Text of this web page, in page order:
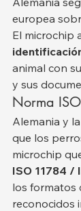
europea
El microchip
animal con
y sus
Norma
Alemania y
que los
microchip
ISO 11784 /
los formatos
reconocidos